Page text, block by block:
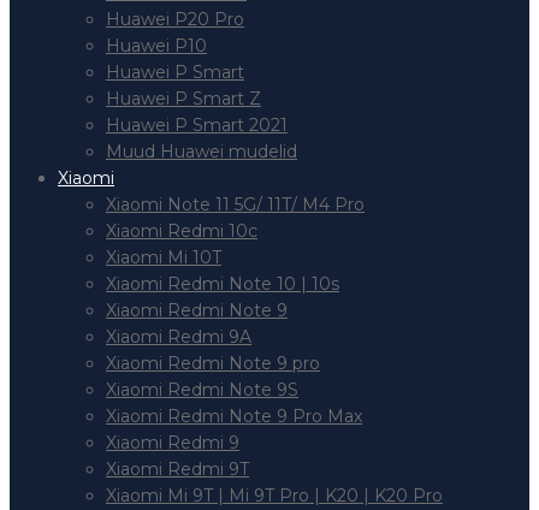
Huawei P20 Pro
Huawei P10
Huawei P Smart
Huawei P Smart Z
Huawei P Smart 2021
Muud Huawei mudelid
Xiaomi
Xiaomi Note 11 5G/ 11T/ M4 Pro
Xiaomi Redmi 10c
Xiaomi Mi 10T
Xiaomi Redmi Note 10 | 10s
Xiaomi Redmi Note 9
Xiaomi Redmi 9A
Xiaomi Redmi Note 9 pro
Xiaomi Redmi Note 9S
Xiaomi Redmi Note 9 Pro Max
Xiaomi Redmi 9
Xiaomi Redmi 9T
Xiaomi Mi 9T | Mi 9T Pro | K20 | K20 Pro